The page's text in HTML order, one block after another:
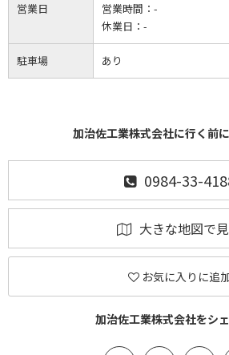
営業日 営業時間： -
休業日： -
駐車場 あり
加治佐工業株式会社に行く前
0984-33-
大きな地図で
お気に入りに追
加治佐工業株式会社をシ